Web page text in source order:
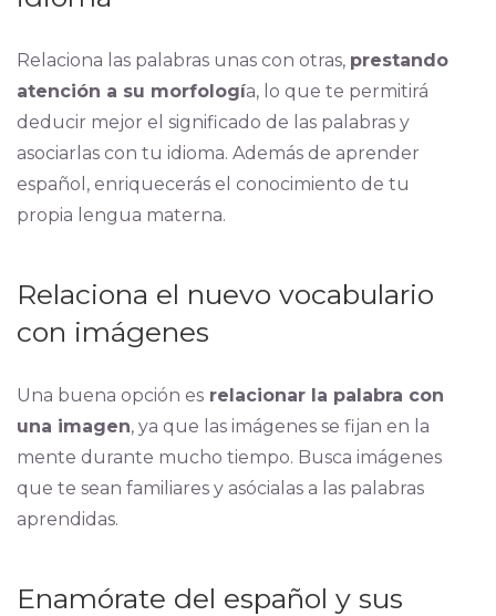
Relaciona las palabras unas con otras, prestando
atención a su morfología, lo que te permitirá
deducir mejor el significado de las palabras y
asociarlas con tu idioma. Además de aprender
español, enriquecerás el conocimiento de tu
propia lengua materna.
Relaciona el nuevo vocabulario
con imágenes
Una buena opción esrelacionar la palabra con
una imagen, ya que las imágenes se fijan en la
mente durante mucho tiempo. Busca imágenes
que te sean familiares y asócialas a las palabras
aprendidas.
Enamórate del español y sus